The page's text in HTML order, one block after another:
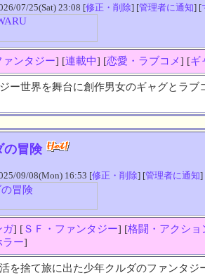
07/25(Sat) 23:08 [修正・削除] [管理者に通知] [
ンタジー] [連載中] [恋愛・ラブコメ] [ギ
ー世界を舞台に創作男女のギャグとラブ
の冒険
09/08(Mon) 16:53 [修正・削除] [管理者に通知]
ガ] [ＳＦ・ファンタジー] [格闘・アクショ
ラー]
を捨て旅に出た少年クルダのファンタジ